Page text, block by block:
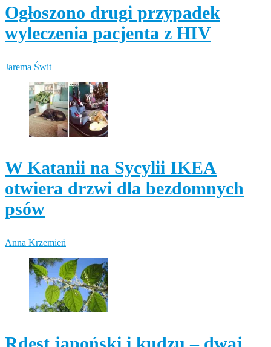
Ogłoszono drugi przypadek
wyleczenia pacjenta z HIV
Jarema Świt
W Katanii na Sycylii IKEA
otwiera drzwi dla bezdomnych
psów
Anna Krzemień